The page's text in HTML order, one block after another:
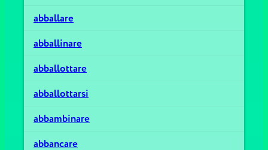
abballare
abballinare
abballottare
abballottarsi
abbambinare
abbancare